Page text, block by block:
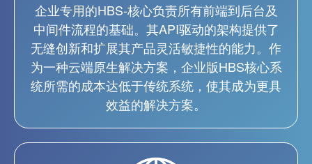
企业专用的HBS-核心负责所有前端到后台及
中间件流程的基础。其API驱动的架构提供了
无缝创新和扩展其产品灵活敏捷性的能力。作
为一种云端原生解决方案，企业版HBS核心系
统所需的成本达低于传统系统，使其成为更具
效益的解决方案。